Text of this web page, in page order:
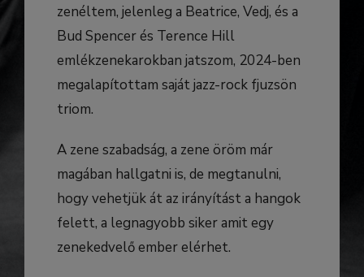
zenéltem, jelenleg a Beatrice, Vedj, és a
Bud Spencer és Terence Hill
emlékzenekarokban jatszom, 2024-ben
megalapítottam saját jazz-rock fjuzsön
triom.
A zene szabadság, a zene öröm már
magában hallgatni is, de megtanulni,
hogy vehetjük át az irányítást a hangok
felett, a legnagyobb siker amit egy
zenekedvelő ember elérhet.